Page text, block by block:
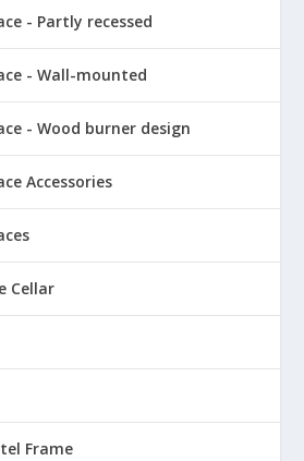
- Partly recessed
- Wall-mounted
- Wood burner design
Accessories
Cellar
Frame